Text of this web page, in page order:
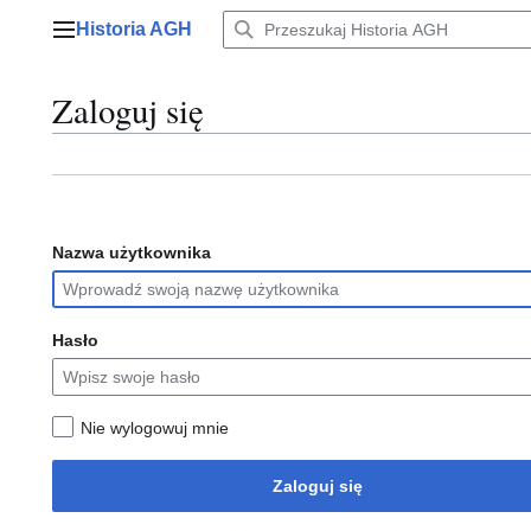
Menu główne
Historia AGH
Zaloguj się
Nazwa użytkownika
Hasło
Nie wylogowuj mnie
Zaloguj się